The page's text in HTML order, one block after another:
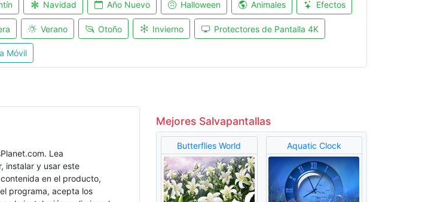
Navidad Año Nuevo Halloween Animales Efectos
Verano Otoño Invierno Protectores de Pantalla 4K
Móvil
Lea
instalar y usar este
en el producto,
programa, acepta los
Mejores Salvapantallas
Butterflies World Aquatic Clock